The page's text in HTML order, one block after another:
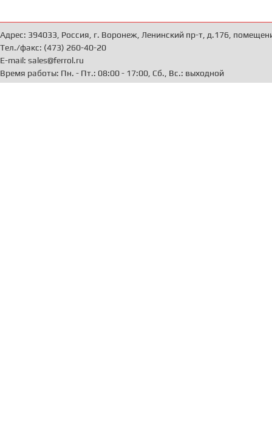
Адрес: 394033, Россия, г. Воронеж, Ленинский пр-т, д.176,
Тел./факс: (473) 260-40-20
E-mail: sales@ferrol.ru
Время работы: Пн. - Пт.: 08:00 - 17:00, Сб., Вс.: выходной